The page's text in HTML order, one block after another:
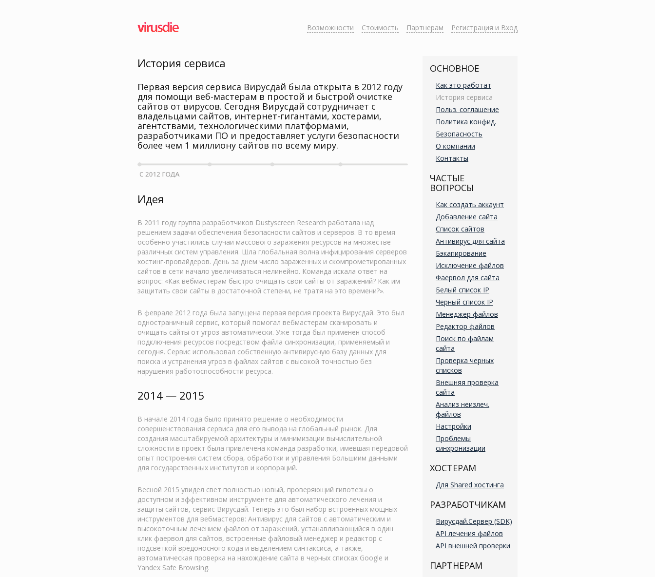
Возможности Стоимость Партнерам Регистрация и Вход
ОСНОВНОЕ
Как это работат
История сервиса
Польз. соглашение
Политика конфид.
Безопасность
О компании
Контакты
ЧАСТЫЕ
ВОПРОСЫ
Как создать аккаунт
Добавление сайта
Список сайтов
Антивирус для сайта
Бэкапирование
Исключение файлов
Фаервол для сайта
Белый список IP
Черный список IP
Менеджер файлов
Редактор файлов
Поиск по файлам
сайта
Проверка черных
списков
Внешняя проверка
сайта
Анализ неизлеч.
файлов
Настройки
Проблемы
синхронизации
ХОСТЕРАМ
Для Shared хостинга
РАЗРАБОТЧИКАМ
Вирусдай.Сервер (SDK)
API лечения файлов
API внешней проверки
ПАРТНЕРАМ
История сервиса
Первая версия сервиса Вирусдай была открыта в 2012 году
для помощи веб-мастерам в простой и быстрой очистке
сайтов от вирусов. Сегодня Вирусдай сотрудничает с
владельцами сайтов, интернет-гигантами, хостерами,
агентствами, технологическими платформами,
разработчиками ПО и предоставляет услуги безопасности
более чем 1 миллиону сайтов по всему миру.
Идея
В 2011 году группа разработчиков Dustyscreen Research работала над
решением задачи обеспечения безопасности сайтов и серверов. В то время
особенно участились случаи массового заражения ресурсов на множестве
различных систем управления. Шла глобальная волна инфицирования серверов
хостинг-провайдеров. День за днем число зараженных и скомпрометированных
сайтов в сети начало увеличиваться нелинейно. Команда искала ответ на
вопрос: «Как вебмастерам быстро очищать свои сайты от заражений? Как им
защитить свои сайты в достаточной степени, не тратя на это времени?».
В феврале 2012 года была запущена первая версия проекта Вирусдай. Это был
одностраничный сервис, который помогал вебмастерам сканировать и
очищать сайты от угроз автоматически. Уже тогда был применен способ
подключения ресурсов посредством файла синхронизации, применяемый и
сегодня. Сервис использовал собственную антивирусную базу данных для
поиска и устранения угроз в файлах сайтов с высокой точностью без
нарушения работоспособности ресурса.
2014 — 2015
В начале 2014 года было принято решение о необходимости
совершенствования сервиса для его вывода на глобальный рынок. Для
создания масштабируемой архитектуры и минимизации вычислительной
сложности в проект была привлечена команда разработки, имевшая передовой
опыт построения систем сбора, обработки и управления Большиим данными
для государственных институтов и корпораций.
Весной 2015 увидел свет полностью новый, проверяющий гипотезы о
доступном и эффективном инструменте для автоматического лечения и
защиты сайтов, сервис Вирусдай. Теперь это был набор встроенных мощных
инструментов для вебмастеров: Антивирус для сайтов с автоматическим и
высокоточным лечением файлов от заражений, устанавливающийся в один
клик фаервол для сайтов, встроенные файловый менеджер и редактор с
подсветкой вредоносного кода и выделением синтаксиса, а также,
автоматическая проверка на нахождение сайта в черных списках Google и
Yandex Safe Browsing.